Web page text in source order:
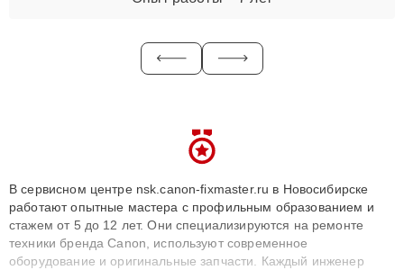
В сервисном центре nsk.canon-fixmaster.ru в Новосибирске
работают опытные мастера с профильным образованием и
стажем от 5 до 12 лет. Они специализируются на ремонте
техники бренда Canon, используют современное
оборудование и оригинальные запчасти. Каждый инженер